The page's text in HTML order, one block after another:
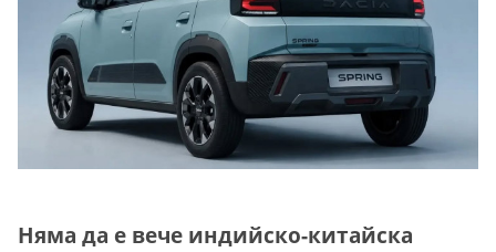
Няма да е вече индийско-китайска